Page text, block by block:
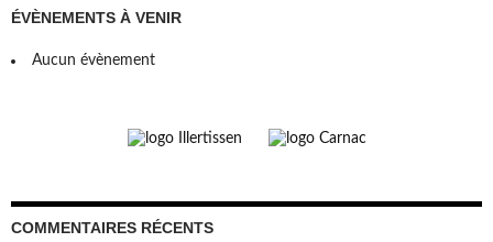
ÉVÈNEMENTS À VENIR
Aucun évènement
COMMENTAIRES RÉCENTS